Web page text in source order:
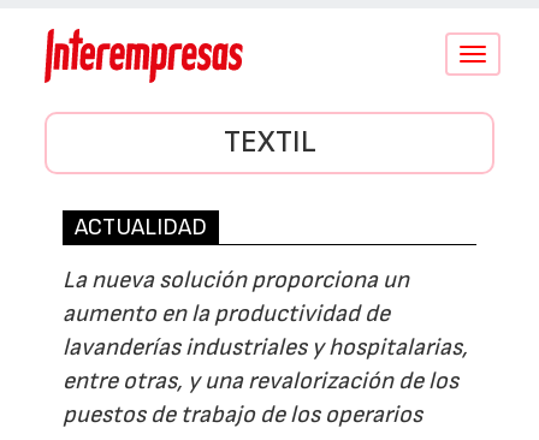
Conmutar
TEXTIL
ACTUALIDAD
La nueva solución proporciona un
aumento en la productividad de
lavanderías industriales y hospitalarias,
entre otras, y una revalorización de los
puestos de trabajo de los operarios